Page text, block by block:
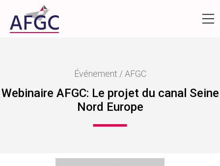
Événement / AFGC
Webinaire AFGC: Le projet du canal Seine
Nord Europe